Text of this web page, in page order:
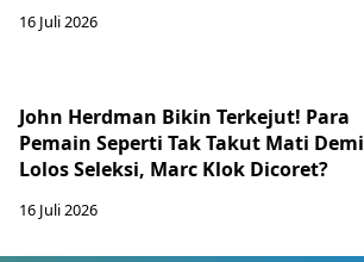
16 Juli 2026
John Herdman Bikin Terkejut! Para
Pemain Seperti Tak Takut Mati Demi
Lolos Seleksi, Marc Klok Dicoret?
16 Juli 2026